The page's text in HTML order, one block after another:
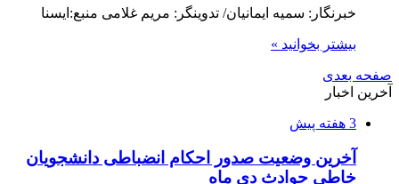
خبرنگار: سمیه ایمانیان/ تدوینگر: مریم غلامی منبع:ایسنا
بیشتر بخوانید »
صفحه بعدی
آخرین اخبار
3 هفته پیش
آخرین وضعیت صدور احکام انضباطی دانشجویان
خاطی حوادث دی ماه